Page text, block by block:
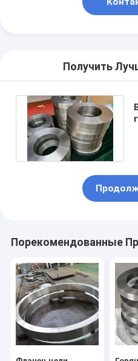
Получить
Порекомендованные